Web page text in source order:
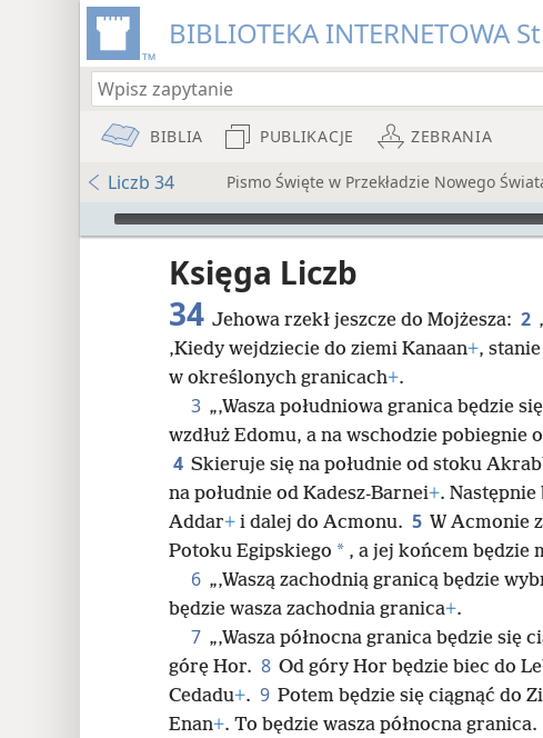
BIBLIOTEKA INTERNETOWA
BIBLIA PUBLIKACJE ZEBRANIA
Liczb 34 Pismo Święte w Przekładzie Nowego
Audio Player
Księga Liczb
34 Jehowa rzekł jeszcze do Mojżesza: 2
‚Kiedy wejdziecie do ziemi Kanaan+,
w określonych granicach+.
3 „‚Wasza południowa granica będzie
wzdłuż Edomu, a na wschodzie pobiegnie
4 Skieruje się na południe od stoku
na południe od Kadesz-Barnei+. Następnie
Addar+ i dalej do Acmonu. 5 W Acmonie
Potoku Egipskiego * , a jej końcem będzie
6 „‚Waszą zachodnią granicą będzie
będzie wasza zachodnia granica+.
7 „‚Wasza północna granica będzie się
górę Hor. 8 Od góry Hor będzie biec do
Cedadu+. 9 Potem będzie się ciągnąć do
Enan+. To będzie wasza północna granica.